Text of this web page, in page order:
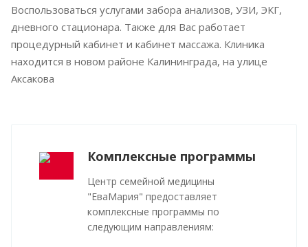
Воспользоваться услугами забора анализов, УЗИ, ЭКГ,
дневного стационара. Также для Вас работает
процедурный кабинет и кабинет массажа. Клиника
находится в новом районе Калининграда, на улице
Аксакова
Комплексные программы
Центр семейной медицины
"ЕваМария" предоставляет
комплексные программы по
следующим направлениям: